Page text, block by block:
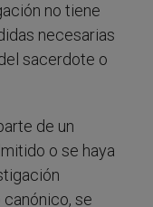
no tiene
necesarias
sacerdote o
de un
o se haya
se